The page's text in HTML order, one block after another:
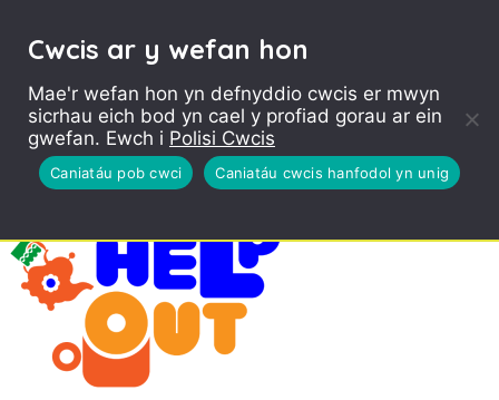
Cwcis ar y wefan hon
Mae'r wefan hon yn defnyddio cwcis er mwyn
sicrhau eich bod yn cael y profiad gorau ar ein
gwefan. Ewch i Polisi Cwcis
Caniatáu pob cwci Caniatáu cwcis hanfodol yn unig